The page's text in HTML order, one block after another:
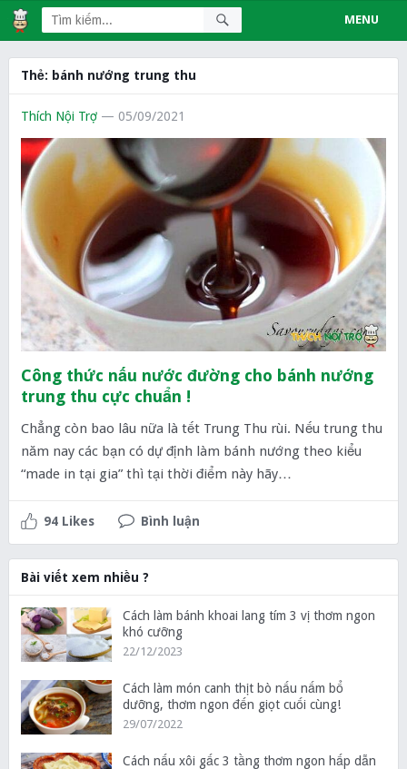
MENU
Thẻ: bánh nướng trung thu
Thích Nội Trợ — 05/09/2021
Công thức nấu nước đường cho bánh nướng
trung thu cực chuẩn !
Chẳng còn bao lâu nữa là tết Trung Thu rùi. Nếu trung thu
năm nay các bạn có dự định làm bánh nướng theo kiểu
“made in tại gia” thì tại thời điểm này hãy…
94 Likes Bình luận
Bài viết xem nhiều ?
Cách làm bánh khoai lang tím 3 vị thơm ngon
khó cưỡng
22/12/2023
Cách làm món canh thịt bò nấu nấm bổ
dưỡng, thơm ngon đến giọt cuối cùng!
29/07/2022
Cách nấu xôi gấc 3 tầng thơm ngon hấp dẫn